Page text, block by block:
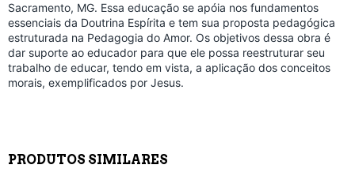
Sacramento, MG. Essa educação se apóia nos fundamentos
essenciais da Doutrina Espírita e tem sua proposta pedagógica
estruturada na Pedagogia do Amor. Os objetivos dessa obra é
dar suporte ao educador para que ele possa reestruturar seu
trabalho de educar, tendo em vista, a aplicação dos conceitos
morais, exemplificados por Jesus.
PRODUTOS SIMILARES